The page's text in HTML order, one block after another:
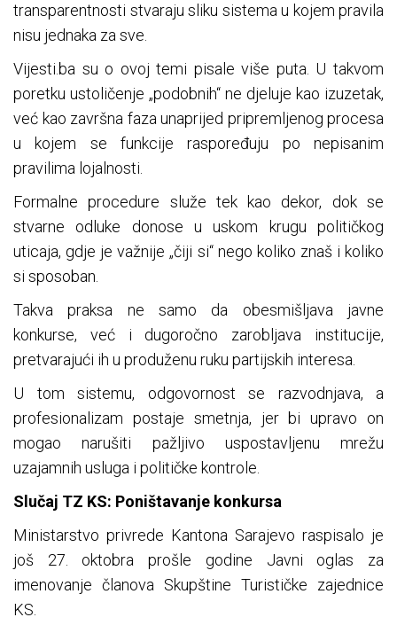
transparentnosti stvaraju sliku sistema u kojem pravila
nisu jednaka za sve.
Vijesti.ba su o ovoj temi pisale više puta. U takvom
poretku ustoličenje „podobnih“ ne djeluje kao izuzetak,
već kao završna faza unaprijed pripremljenog procesa
u kojem se funkcije raspoređuju po nepisanim
pravilima lojalnosti.
Formalne procedure služe tek kao dekor, dok se
stvarne odluke donose u uskom krugu političkog
uticaja, gdje je važnije „čiji si“ nego koliko znaš i koliko
si sposoban.
Takva praksa ne samo da obesmišljava javne
konkurse, već i dugoročno zarobljava institucije,
pretvarajući ih u produženu ruku partijskih interesa.
U tom sistemu, odgovornost se razvodnjava, a
profesionalizam postaje smetnja, jer bi upravo on
mogao narušiti pažljivo uspostavljenu mrežu
uzajamnih usluga i političke kontrole.
Slučaj TZ KS: Poništavanje konkursa
Ministarstvo privrede Kantona Sarajevo raspisalo je
još 27. oktobra prošle godine Javni oglas za
imenovanje članova Skupštine Turističke zajednice
KS.